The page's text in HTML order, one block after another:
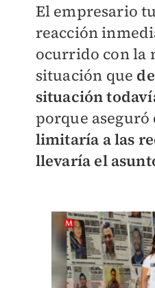
El empresario
reacción
ocurrido con la
situación que
situación
porque
limitaría a las
llevaría el